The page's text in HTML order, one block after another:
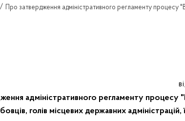
адміністративного регламенту процесу
голів місцевих державних